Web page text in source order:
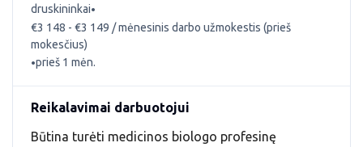
druskininkai•
€3 148 - €3 149 / mėnesinis darbo užmokestis (prieš
mokesčius)
•prieš 1 mėn.
Reikalavimai darbuotojui
Būtina turėti medicinos biologo profesinę